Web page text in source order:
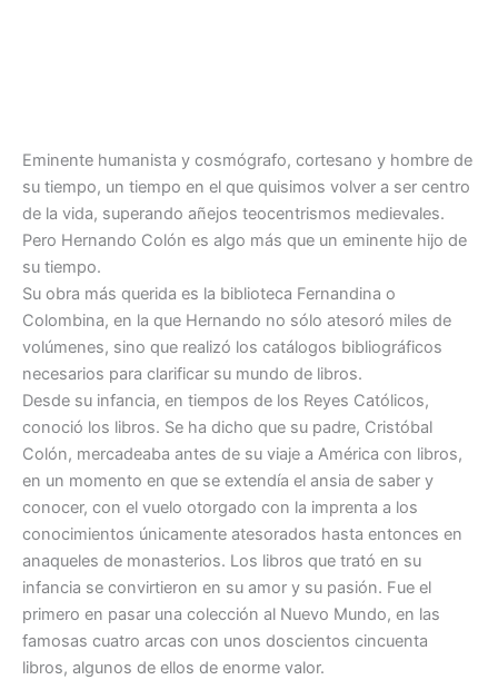
Eminente humanista y cosmógrafo, cortesano y hombre de
su tiempo, un tiempo en el que quisimos volver a ser centro
de la vida, superando añejos teocentrismos medievales.
Pero Hernando Colón es algo más que un eminente hijo de
su tiempo.
Su obra más querida es la biblioteca Fernandina o
Colombina, en la que Hernando no sólo atesoró miles de
volúmenes, sino que realizó los catálogos bibliográficos
necesarios para clarificar su mundo de libros.
Desde su infancia, en tiempos de los Reyes Católicos,
conoció los libros. Se ha dicho que su padre, Cristóbal
Colón, mercadeaba antes de su viaje a América con libros,
en un momento en que se extendía el ansia de saber y
conocer, con el vuelo otorgado con la imprenta a los
conocimientos únicamente atesorados hasta entonces en
anaqueles de monasterios. Los libros que trató en su
infancia se convirtieron en su amor y su pasión. Fue el
primero en pasar una colección al Nuevo Mundo, en las
famosas cuatro arcas con unos doscientos cincuenta
libros, algunos de ellos de enorme valor.